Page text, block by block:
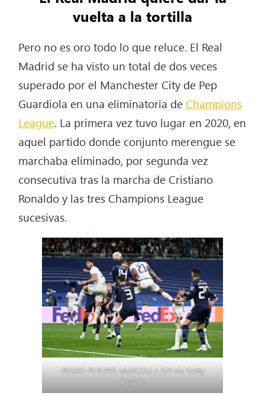
vuelta a la tortilla
Pero no es oro todo lo que reluce. El Real
Madrid se ha visto un total de dos veces
superado por el Manchester City de Pep
Guardiola en una eliminatoria deChampions
League. La primera vez tuvo lugar en 2020, en
aquel partido donde conjunto merengue se
marchaba eliminado, por segunda vez
consecutiva tras la marcha de Cristiano
Ronaldo y las tres Champions League
sucesivas.
PIERRE-PHILIPPE MARCOU / AFP via Getty
Images